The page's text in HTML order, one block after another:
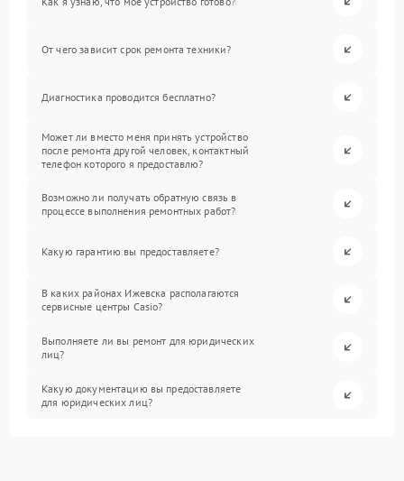
От чего зависит срок ремонта техники?
Диагностика проводится бесплатно?
Может ли вместо меня принять устройство
после ремонта другой человек, контактный
телефон которого я предоставлю?
Возможно ли получать обратную связь в
процессе выполнения ремонтных работ?
Какую гарантию вы предоставляете?
В каких районах Ижевска располагаются
сервисные центры Casio?
Выполняете ли вы ремонт для юридических
лиц?
Какую документацию вы предоставляете
для юридических лиц?